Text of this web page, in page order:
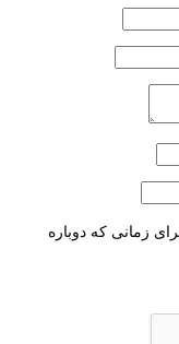
زمانی که دوباره